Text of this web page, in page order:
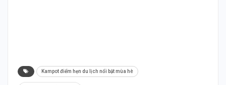
Kampot điểm hẹn du lịch nổi bật mùa hè